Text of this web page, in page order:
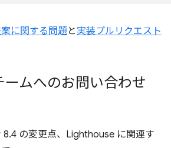
に関する問題と 実装プルリクエスト
ムへのお問い合わせ
8.4 の変更点、Lighthouse に関連す